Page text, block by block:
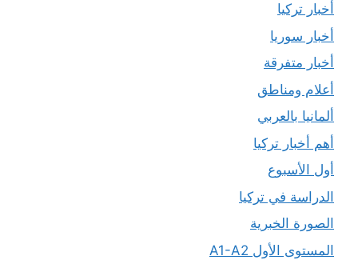
أخبار تركيا
أخبار سوريا
أخبار متفرقة
أعلام ومناطق
ألمانيا بالعربي
أهم أخبار تركيا
أول الأسبوع
الدراسة في تركيا
الصورة الخبرية
المستوى الأول A1-A2